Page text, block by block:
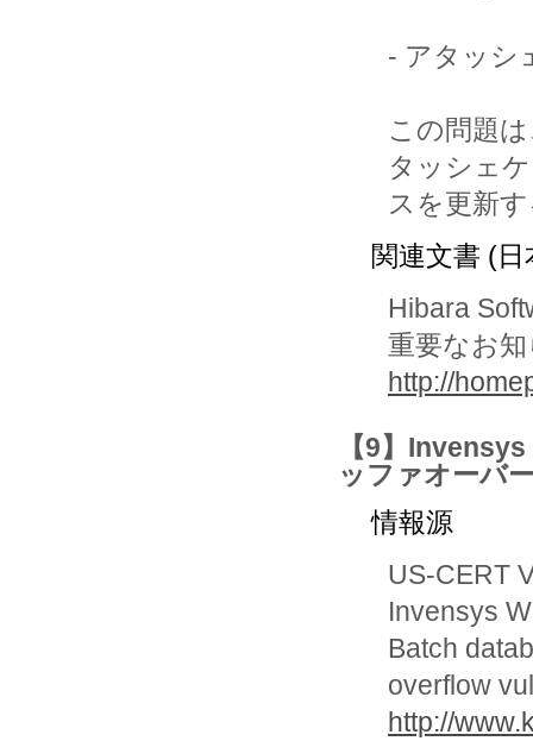
- アタッシ
この問題
タッシェ
スを更新
関連文書 (日
Hibara
重要なお
http://
【9】
ッファオーバ
情報源
US-CERT
Invensys
Batch
overflow
http://